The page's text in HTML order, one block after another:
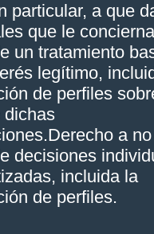
particular, a que
que le
un tratamiento
legítimo,
de perfiles
dichas
a
decisiones
incluida la
de perfiles.